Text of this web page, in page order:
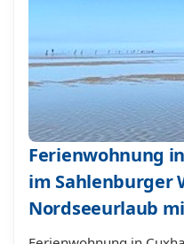
Ferienwohnung
im Sahlenburger
Nordseeurlaub